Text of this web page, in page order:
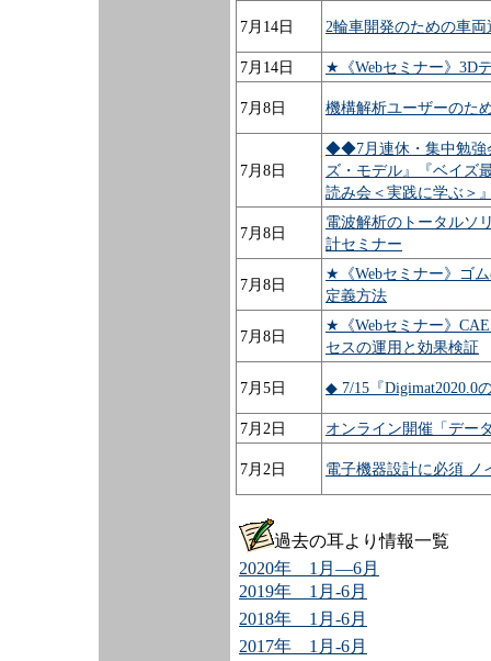
7月14日 2輪車開発のための車
7月14日 ★《Webセミナー》3D
7月8日 機構解析ユーザーのた
7月8日
◆◆7月連休・集中勉強
ズ・モデル』『ベイズ
読み会＜実践に学ぶ
7月8日
電波解析のトータルソ
計セミナー
7月8日
★《Webセミナー》ゴ
定義方法
7月8日
★《Webセミナー》
セスの運用と効果検証
7月5日 ◆ 7/15『Digimat2020.0
7月2日 オンライン開催「デー
7月2日 電子機器設計に必須 ノ
過去の耳より情報一覧
2020年 1月―6月
2019年 1月-6月
2018年 1月-6月
2017年 1月-6月